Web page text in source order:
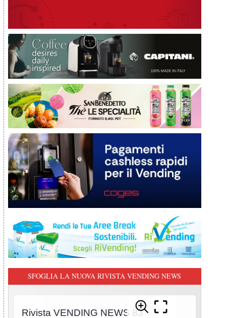
SFOGLIA LA NUOVA RIVISTA VENDING NEWS